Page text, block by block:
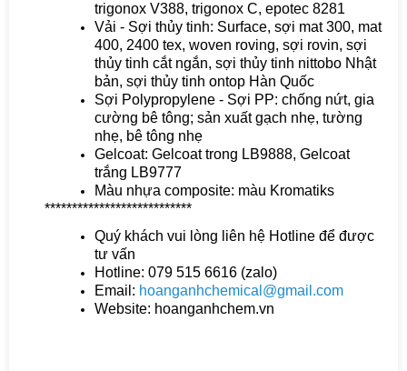
trigonox V388, trigonox C, epotec 8281
Vải - Sợi thủy tinh: Surface, sợi mat 300, mat
400, 2400 tex, woven roving, sợi rovin, sợi
thủy tinh cắt ngắn, sợi thủy tinh nittobo Nhật
bản, sợi thủy tinh ontop Hàn Quốc
Sợi Polypropylene - Sợi PP: chống nứt, gia
cường bê tông; sản xuất gạch nhẹ, tường
nhẹ, bê tông nhẹ
Gelcoat: Gelcoat trong LB9888, Gelcoat
trắng LB9777
Màu nhựa composite: màu Kromatiks
***************************
Quý khách vui lòng liên hệ Hotline để được
tư vấn
Hotline: 079 515 6616 (zalo)
Email: hoanganhchemical@gmail.com
Website: hoanganhchem.vn